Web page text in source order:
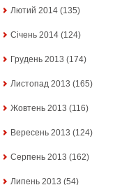
Лютий 2014 (135)
Січень 2014 (124)
Грудень 2013 (174)
Листопад 2013 (165)
Жовтень 2013 (116)
Вересень 2013 (124)
Серпень 2013 (162)
Липень 2013 (54)